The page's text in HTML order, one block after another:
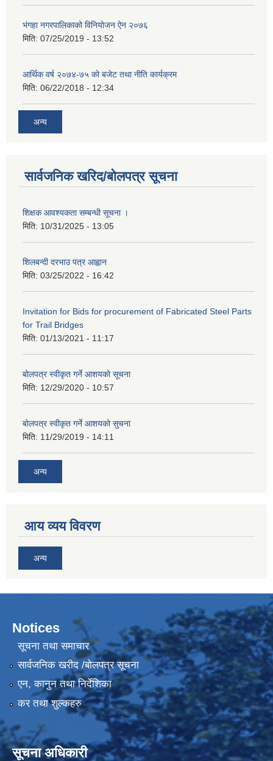
भंगहा नगरपालिकाको विनियोजन ऐन २०७६
मिति: 07/25/2019 - 13:52
आर्थिक वर्ष २०७४-७५ को बजेट तथा नीति कार्यक्रम
मिति: 06/22/2018 - 12:34
अन्य
सार्वजनिक खरिद/बोलपत्र सूचना
शिक्षक आवश्यकता सम्बन्धी सूचना ।
मिति: 10/31/2025 - 13:05
शिलबन्दी दरभाउ पत्र आह्वान
मिति: 03/25/2022 - 16:42
Invitation for Bids for procurement of Fabricated Steel Parts
for Trail Bridges
मिति: 01/13/2021 - 11:17
बोलपत्र स्वीकृत गर्ने आशयको सूचना
मिति: 12/29/2020 - 10:57
बोलपत्र स्वीकृत गर्ने आशयको सुचना
मिति: 11/29/2019 - 14:11
अन्य
आय व्यय विवरण
अन्य
Notices
सूचना तथा समाचार
सार्वजनिक खरीद /बोलपत्र सूचना
एन, कानुन तथा निर्देशिका
कर तथा शुल्कहरु
सूचना अधिकारी